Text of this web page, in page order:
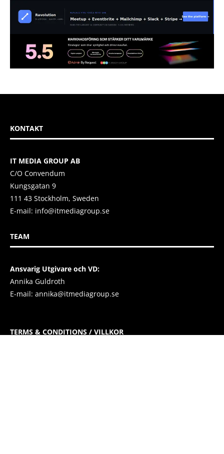
KONTAKT
IT MEDIA GROUP AB
C/O Convendum
Kungsgatan 9
111 43 Stockholm, Sweden
E-mail: info@itmediagroup.se
TEAM
Ansvarig Utgivare och VD:
Annika Guldroth
E-mail: annika@itmediagroup.se
TERMS & CONDITIONS / VILLKOR